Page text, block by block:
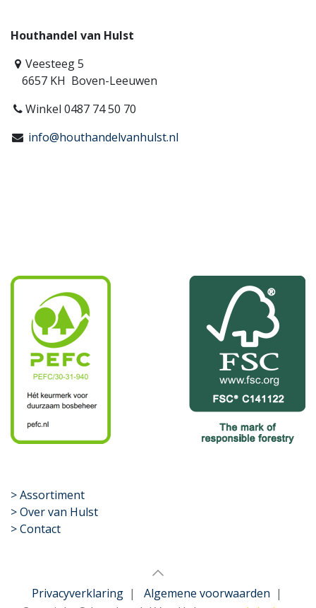
Houthandel van Hulst
Veesteeg 5
6657 KH Boven-Leeuwen
Winkel 0487 74 50 70
info@houthandelvanhulst.nl
​>Assortiment
> Over van Hulst
> Contact
Privacyverklaring| Algemene voorwaarden |